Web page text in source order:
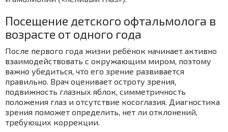
Посещение детского офтальмолога в
возрасте от одного года
После первого года жизни ребёнок начинает активно
взаимодействовать с окружающим миром, поэтому
важно убедиться, что его зрение развивается
правильно. Врач оценивает остроту зрения,
подвижность глазных яблок, симметричность
положения глаз и отсутствие косоглазия. Диагностика
зрения поможет определить, нет ли отклонений,
требующих коррекции.